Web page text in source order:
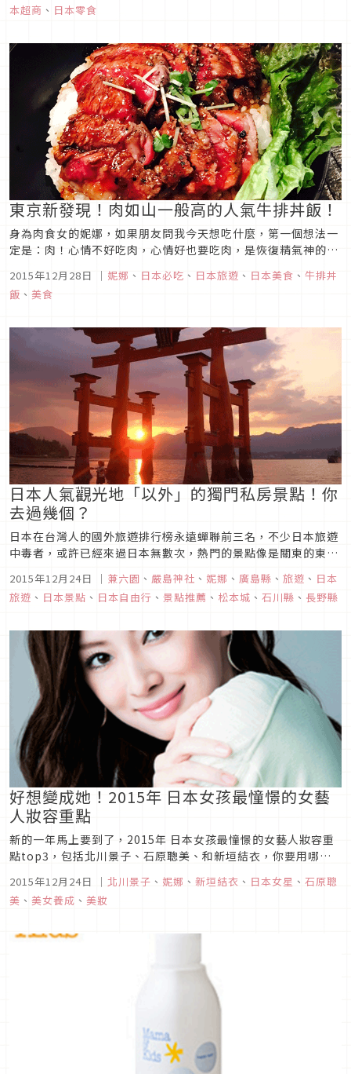
可得的就是糖果了！軟糖是我的上班小確幸，下班小點心！不可
本超商 、 日本零食
東京新發現！肉如山一般高的人氣牛排丼飯！
身為肉食女的妮娜，如果朋友問我今天想吃什麼，第一個想法一
定是：肉！心情不好吃肉，心情好也要吃肉，是恢復精氣神的寶
物！！妮娜這次聽了傳聞，有便宜又可以吃到高級牛肉、重點是
還能吃很飽的店，馬上與三五好友揪團一探究竟！今天來到的是
位於東京，高田馬場站的分店，從高田馬場出站後，走路約五分
2015年12月28日 ｜ 妮娜 、 日本必吃 、 日本旅遊 、 日本美食 、 牛排丼
飯 、 美食
日本人氣觀光地「以外」的獨門私房景點！你
去過幾個？
日本在台灣人的國外旅遊排行榜永遠蟬聯前三名，不少日本旅遊
中毒者，或許已經來過日本無數次，熱門的景點像是關東的東京
訪者可能會往郊外一些的像是高尾山、或是外縣市的栃木、埼玉
等等觀光旅遊。
2015年12月24日 ｜ 兼六園 、 嚴島神社 、 妮娜 、 廣島縣 、 旅遊 、 日本
旅遊 、 日本景點 、 日本自由行 、 景點推薦 、 松本城 、 石川縣 、 長野縣
好想變成她！2015年 日本女孩最憧憬的女藝
人妝容重點
新的一年馬上要到了，2015年 日本女孩最憧憬的女藝人妝容重
點top3，包括北川景子、石原聰美、和新垣結衣，你要用哪個
2015年12月24日 ｜ 北川景子 、 妮娜 、 新垣結衣 、 日本女星 、 石原聰
美 、 美女養成 、 美妝